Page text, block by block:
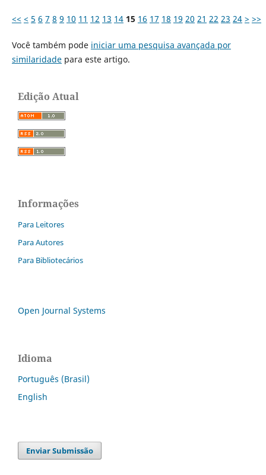
<< < 5 6 7 8 9 10 11 12 13 14 15 16 17 18 19 20 21 22 23 24 > >>
Você também pode iniciar uma pesquisa avançada por
similaridadepara este artigo.
Edição Atual
Informações
Para Leitores
Para Autores
Para Bibliotecários
Open Journal Systems
Idioma
Português (Brasil)
English
Enviar Submissão